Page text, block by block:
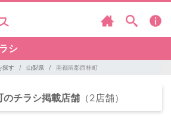
シ
探す 山梨県 南都留郡西桂町
のチラシ掲載店舗 （2店舗）